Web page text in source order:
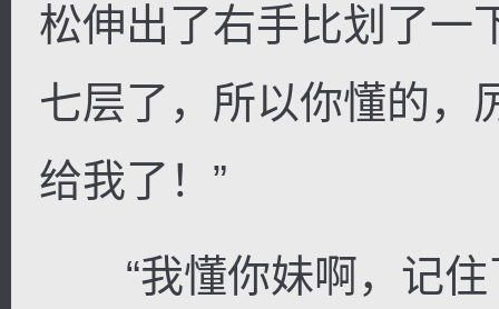
松伸出了右手比划了一
七层了，所以你懂的，
给我了！”
“我懂你妹啊，记住